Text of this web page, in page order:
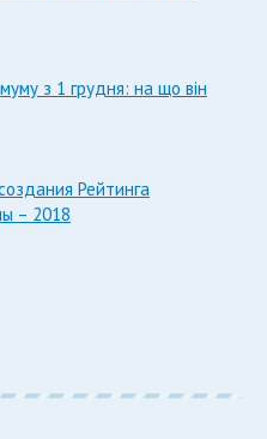
з 1 грудня: на що він
Рейтинга
– 2018